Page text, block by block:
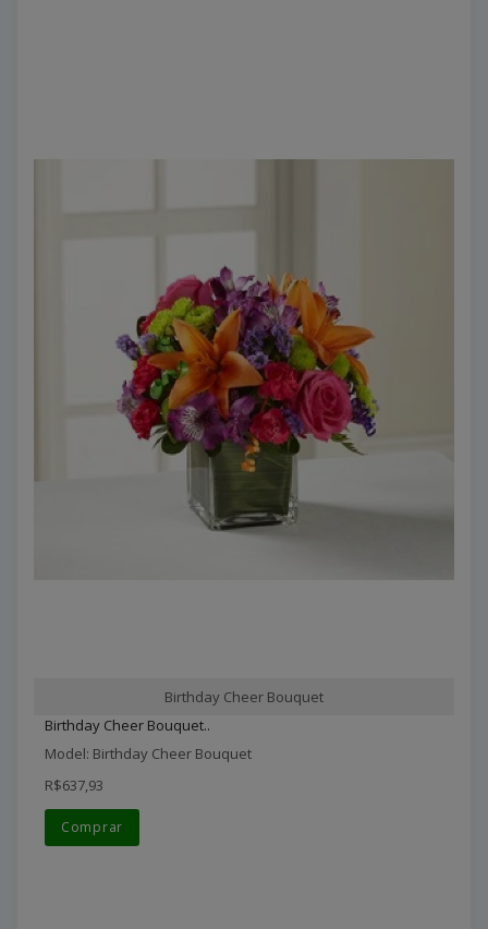
Birthday Cheer Bouquet
Birthday Cheer Bouquet..
Model: Birthday Cheer Bouquet
R$637,93
Comprar